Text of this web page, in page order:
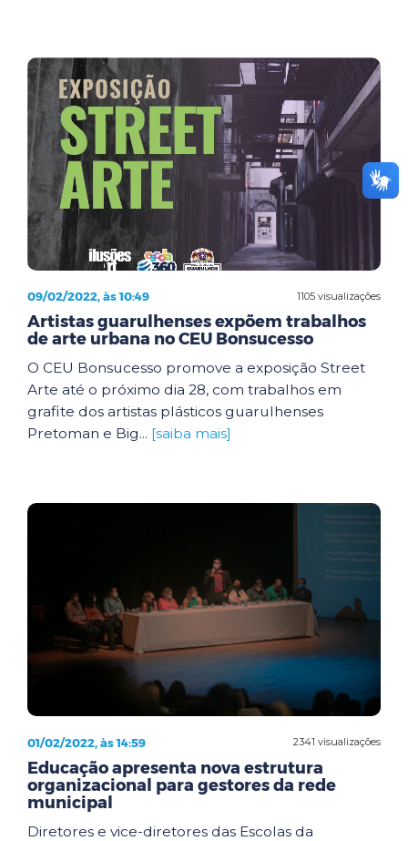
1105 visualizações
09/02/2022, às 10:49
Artistas guarulhenses expõem trabalhos
de arte urbana no CEU Bonsucesso
O CEU Bonsucesso promove a exposição Street
Arte até o próximo dia 28, com trabalhos em
grafite dos artistas plásticos guarulhenses
Pretoman e Big... [saiba mais]
2341 visualizações
01/02/2022, às 14:59
Educação apresenta nova estrutura
organizacional para gestores da rede
municipal
Diretores e vice-diretores das Escolas da